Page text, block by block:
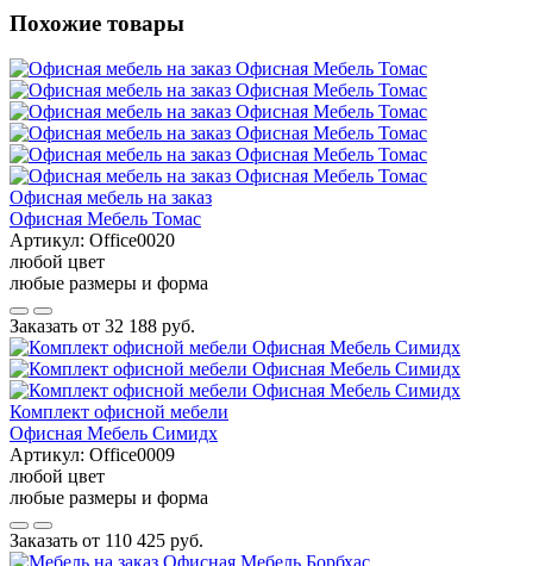
Похожие товары
Офисная мебель на заказ
Офисная Мебель Томас
Артикул: Office0020
любой цвет
любые размеры и форма
Заказать от 32 188 руб.
Комплект офисной мебели
Офисная Мебель Симидх
Артикул: Office0009
любой цвет
любые размеры и форма
Заказать от 110 425 руб.